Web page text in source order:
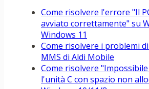
Come risolvere l'errore "Il
avviato correttamente" su
Windows 11
Come risolvere i problemi
MMS di Aldi Mobile
Come risolvere
l'unità C con spazio non